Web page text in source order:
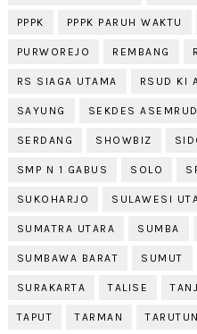
PPPK PPPK PARUH WAKTU
PURWOREJO REMBANG
RS SIAGA UTAMA RSUD KI
SAYUNG SEKDES
SERDANG SHOWBIZ
SMP N 1 GABUS SOLO
SUKOHARJO SULAWESI
SUMATRA UTARA SUMBA
SUMBAWA BARAT SUMUT
SURAKARTA TALISE
TAPUT TARMAN